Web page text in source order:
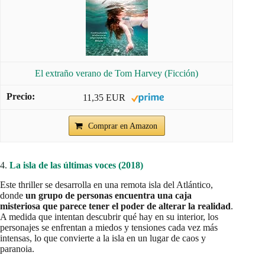
El extraño verano de Tom Harvey (Ficción)
11,35 EUR
Comprar en Amazon
4. La isla de las últimas voces (2018)
Este thriller se desarrolla en una remota isla del Atlántico,
donde un grupo de personas encuentra una caja
misteriosa que parece tener el poder de alterar la realidad.
A medida que intentan descubrir qué hay en su interior, los
personajes se enfrentan a miedos y tensiones cada vez más
intensas, lo que convierte a la isla en un lugar de caos y
paranoia.